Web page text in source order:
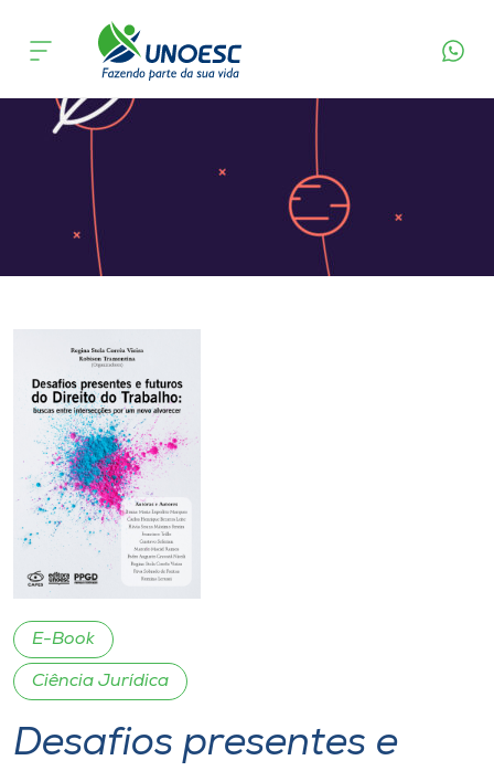
Cursos
Onde estamos
Atendimento ao Estudante
Unoesc
Internacionalização
I.nova
Cultura
CPA
E-Book
Ciência Jurídica
Desafios presentes e